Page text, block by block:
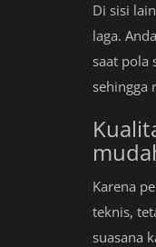
Di sisi
laga.
saat pola
sehingga
Karena
teknis,
suasana